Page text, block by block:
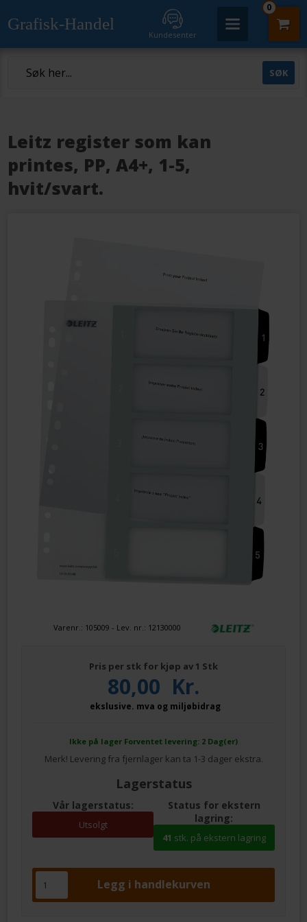
Grafisk-Handel
Kundesenter
0
Leitz register som kan
printes, PP, A4+, 1-5,
hvit/svart.
Varenr.: 105009 - Lev. nr.: 12130000
Pris per stk for kjøp av 1 Stk
80,00 Kr.
ekslusive. mva og miljøbidrag
Ikke på lager Forventet levering: 2 Dag(er)
Merk! Levering fra fjernlager kan ta 1-3 dager ekstra.
Lagerstatus
Vår lagerstatus:
Utsolgt
Status for ekstern
lagring:
41 stk. på ekstern lagring